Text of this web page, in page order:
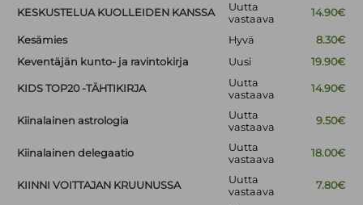
KESKUSTELUA KUOLLEIDEN KANSSA
Uutta
vastaava
14.90€
Kesämies Hyvä
8.30€
Keventäjän kunto- ja ravintokirja
Uusi 19.90€
KIDS TOP20 -TÄHTIKIRJA
Uutta
vastaava
14.90€
Kiinalainen astrologia
Uutta
vastaava
9.50€
Kiinalainen delegaatio
Uutta
vastaava
18.00€
KIINNI VOITTAJAN KRUUNUSSA
Uutta
vastaava
7.80€